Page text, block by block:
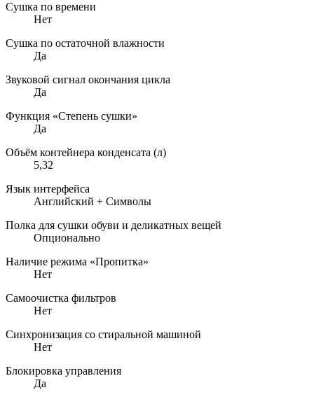
Сушка по времени
Нет
Сушка по остаточной влажности
Да
Звуковой сигнал окончания цикла
Да
Функция «Степень сушки»
Да
Объём контейнера конденсата (л)
5,32
Язык интерфейса
Английский + Символы
Полка для сушки обуви и деликатных вещей
Опционально
Наличие режима «Пропитка»
Нет
Самоочистка фильтров
Нет
Синхронизация со стиральной машиной
Нет
Блокировка управления
Да